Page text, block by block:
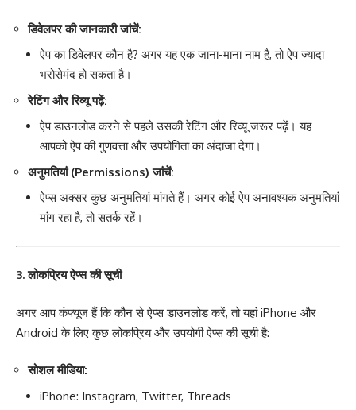
डिवेलपर की जानकारी जांचें:
ऐप का डिवेलपर कौन है? अगर यह एक जाना-माना नाम है, तो ऐप ज्यादा
भरोसेमंद हो सकता है।
रेटिंग और रिव्यू पढ़ें:
ऐप डाउनलोड करने से पहले उसकी रेटिंग और रिव्यू जरूर पढ़ें। यह
आपको ऐप की गुणवत्ता और उपयोगिता का अंदाजा देगा।
अनुमतियां (Permissions) जांचें:
ऐप्स अक्सर कुछ अनुमतियां मांगते हैं। अगर कोई ऐप अनावश्यक अनुमतियां
मांग रहा है, तो सतर्क रहें।
3. लोकप्रिय ऐप्स की सूची
अगर आप कंफ्यूज हैं कि कौन से ऐप्स डाउनलोड करें, तो यहां iPhone और
Android के लिए कुछ लोकप्रिय और उपयोगी ऐप्स की सूची है:
सोशल मीडिया:
iPhone: Instagram, Twitter, Threads